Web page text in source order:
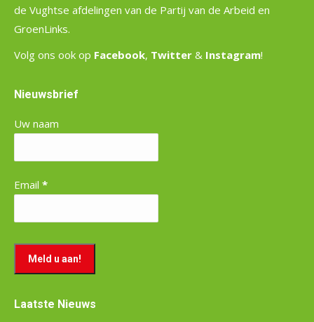
de Vughtse afdelingen van de Partij van de Arbeid en
GroenLinks.
Volg ons ook op Facebook, Twitter & Instagram!
Nieuwsbrief
Uw naam
Email *
Laatste Nieuws